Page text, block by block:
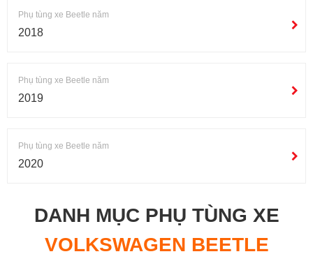
Phụ tùng xe Beetle năm
2018
Phụ tùng xe Beetle năm
2019
Phụ tùng xe Beetle năm
2020
DANH MỤC PHỤ TÙNG XE
VOLKSWAGEN BEETLE